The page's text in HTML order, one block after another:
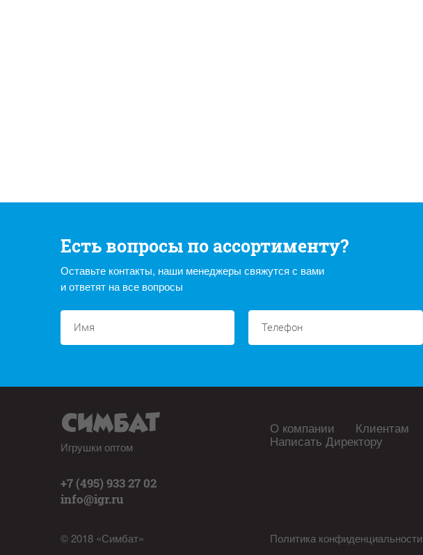
Есть вопросы по ассортименту?
Оставьте контакты, наши менеджеры свяжутся с вами
и ответят на все вопросы
Игрушки оптом
+7 (495) 933 27 02
info@igr.ru
© 2018 «Симбат»
О компании Клиентам
Написать Директору
Политика конфиденциальности